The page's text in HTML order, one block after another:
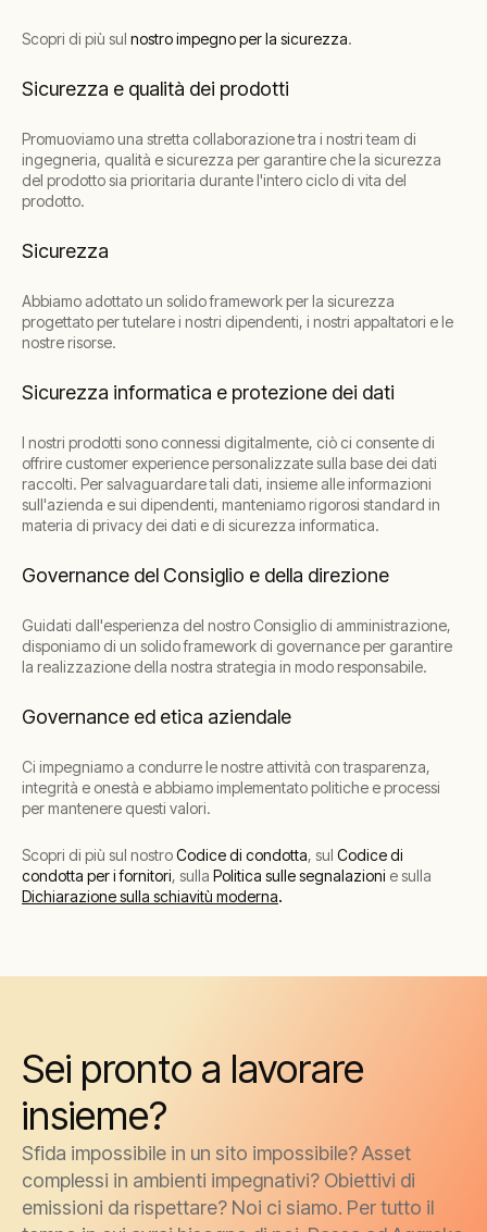
Scopri di più sul nostro impegno per la sicurezza.
Sicurezza e qualità dei prodotti
Promuoviamo una stretta collaborazione tra i nostri team di
ingegneria, qualità e sicurezza per garantire che la sicurezza
del prodotto sia prioritaria durante l'intero ciclo di vita del
prodotto.
Sicurezza
Abbiamo adottato un solido framework per la sicurezza
progettato per tutelare i nostri dipendenti, i nostri appaltatori e le
nostre risorse.
Sicurezza informatica e protezione dei dati
I nostri prodotti sono connessi digitalmente, ciò ci consente di
offrire customer experience personalizzate sulla base dei dati
raccolti. Per salvaguardare tali dati, insieme alle informazioni
sull'azienda e sui dipendenti, manteniamo rigorosi standard in
materia di privacy dei dati e di sicurezza informatica.
Governance del Consiglio e della direzione
Guidati dall'esperienza del nostro Consiglio di amministrazione,
disponiamo di un solido framework di governance per garantire
la realizzazione della nostra strategia in modo responsabile.
Governance ed etica aziendale
Ci impegniamo a condurre le nostre attività con trasparenza,
integrità e onestà e abbiamo implementato politiche e processi
per mantenere questi valori.
Scopri di più sul nostroCodice di condotta, sul Codice di
condotta per i fornitori, sulla Politica sulle segnalazioni e sulla
Dichiarazione sulla schiavitù moderna.
Sei pronto a lavorare
insieme?
Sfida impossibile in un sito impossibile? Asset
complessi in ambienti impegnativi? Obiettivi di
emissioni da rispettare? Noi ci siamo. Per tutto il